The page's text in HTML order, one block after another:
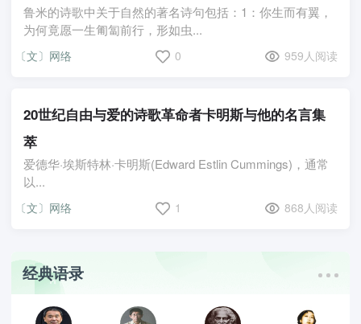
鲁米的诗歌中关于自然的著名诗句包括：1：你生而有翼，
为何竟愿一生匍匐前行，形如虫...
〔文〕网络 0 959人阅读
20世纪自由与爱的诗歌革命者卡明斯与他的名言集
萃
爱德华·埃斯特林·卡明斯(Edward Estlin Cummings)，通常
以...
〔文〕网络 1 868人阅读
经典语录